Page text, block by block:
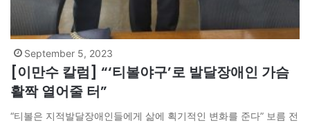
September 5, 2023
[이만수 칼럼] “‘티볼야구’로 발달장애인 가슴
활짝 열어줄 터”
“티볼은 지적발달장애인들에게 삶에 획기적인 변화를 준다” 보름 전